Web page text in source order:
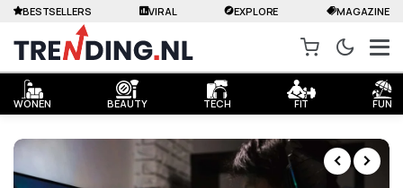
WONEN BEAUTY TECH FIT FUN
BESTSELLERS VIRAL EXPLORE MAGAZINE